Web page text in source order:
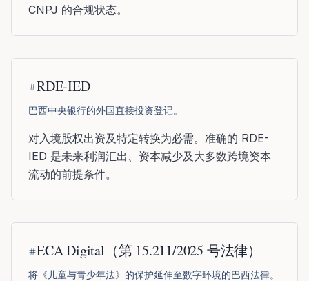
CNPJ 的合规状态。
RDE-IED
巴西中央银行的外国直接投资登记。
对入境股权出资及特定转换为必需。准确的 RDE-
IED 是未来利润汇出、资本减少及大多数跨境资本
流动的前提条件。
ECA Digital（第 15.211/2025 号法律）
将《儿童与青少年法》的保护延伸至数字环境的巴西法律。